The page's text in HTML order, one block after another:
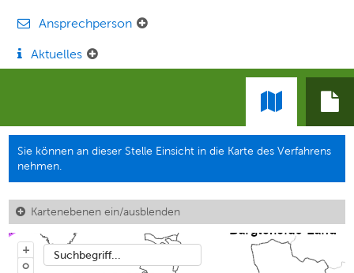
Ansprechperson
Aktuelles
Sie können an dieser Stelle Einsicht in die Karte des Verfahrens
nehmen.
Kartenebenen ein/ausblenden
Suchbegriff...
+
o